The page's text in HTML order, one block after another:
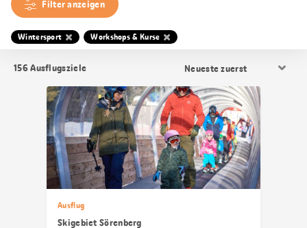
Filter anzeigen
Wintersport Workshops & Kurse
156Ausflugsziele
Sortierung
Ausflug
Skigebiet Sörenberg